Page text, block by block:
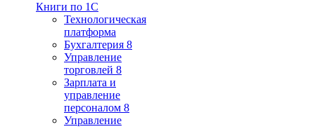
Книги по 1С
Технологическая
платформа
Бухгалтерия 8
Управление
торговлей 8
Зарплата и
управление
персоналом 8
Управление